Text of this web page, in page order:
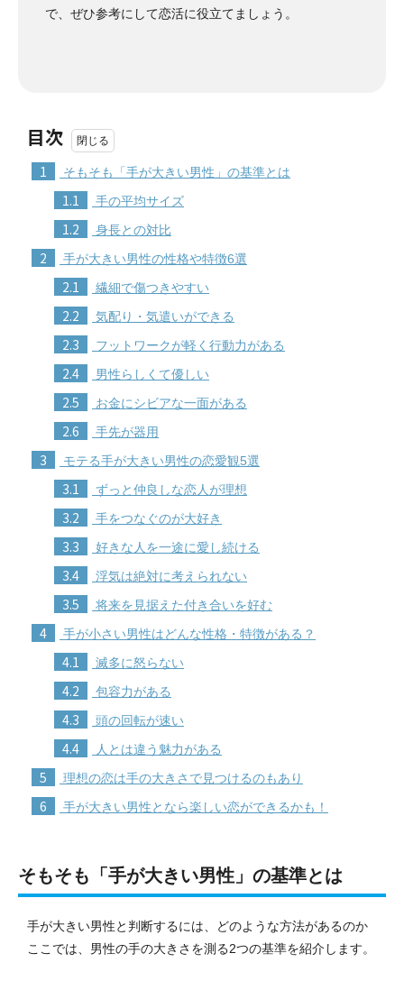
で、ぜひ参考にして恋活に役立てましょう。
目次
1 そもそも「手が大きい男性」の基準とは
1.1 手の平均サイズ
1.2 身長との対比
2 手が大きい男性の性格や特徴6選
2.1 繊細で傷つきやすい
2.2 気配り・気遣いができる
2.3 フットワークが軽く行動力がある
2.4 男性らしくて優しい
2.5 お金にシビアな一面がある
2.6 手先が器用
3 モテる手が大きい男性の恋愛観5選
3.1 ずっと仲良しな恋人が理想
3.2 手をつなぐのが大好き
3.3 好きな人を一途に愛し続ける
3.4 浮気は絶対に考えられない
3.5 将来を見据えた付き合いを好む
4 手が小さい男性はどんな性格・特徴がある？
4.1 滅多に怒らない
4.2 包容力がある
4.3 頭の回転が速い
4.4 人とは違う魅力がある
5 理想の恋は手の大きさで見つけるのもあり
6 手が大きい男性となら楽しい恋ができるかも！
そもそも「手が大きい男性」の基準とは
手が大きい男性と判断するには、どのような方法があるのか
ここでは、男性の手の大きさを測る2つの基準を紹介します。